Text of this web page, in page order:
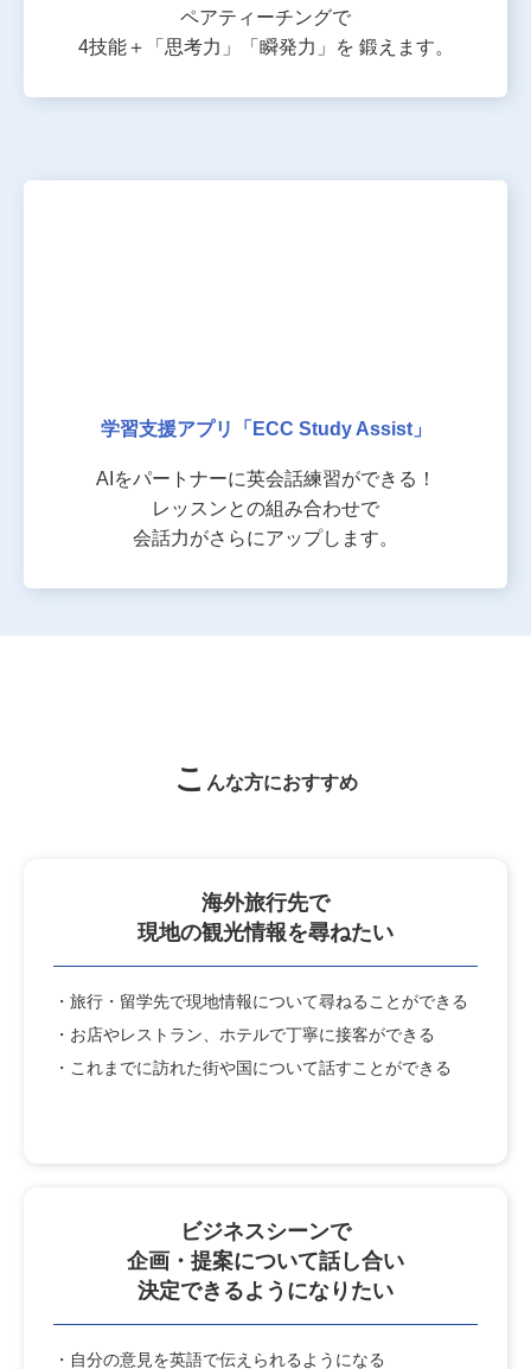
ペアティーチングで
4技能＋「思考力」「瞬発力」を 鍛えます。
学習支援アプリ 「ECC Study Assist」
AIをパートナーに英会話練習ができる！
レッスンとの組み合わせで
会話力がさらにアップします。
こ んな方におすすめ
海外旅行先で
現地の観光情報を尋ねたい
・旅行・留学先で現地情報について尋ねることができる
・お店やレストラン、ホテルで丁寧に接客ができる
・これまでに訪れた街や国について話すことができる
ビジネスシーンで
企画・提案について話し合い
決定できるようになりたい
・自分の意見を英語で伝えられるようになる